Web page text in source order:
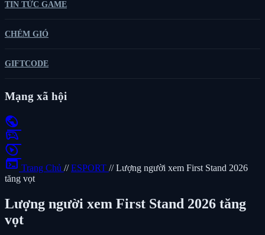
TIN TỨC GAME
CHÉM GIÓ
GIFTCODE
Mạng xã hội
public
sports_esports
play_circle
terminal Trang Chủ // ESPORT // Lượng người xem First Stand 2026
tăng vọt
Lượng người xem First Stand 2026 tăng
vọt